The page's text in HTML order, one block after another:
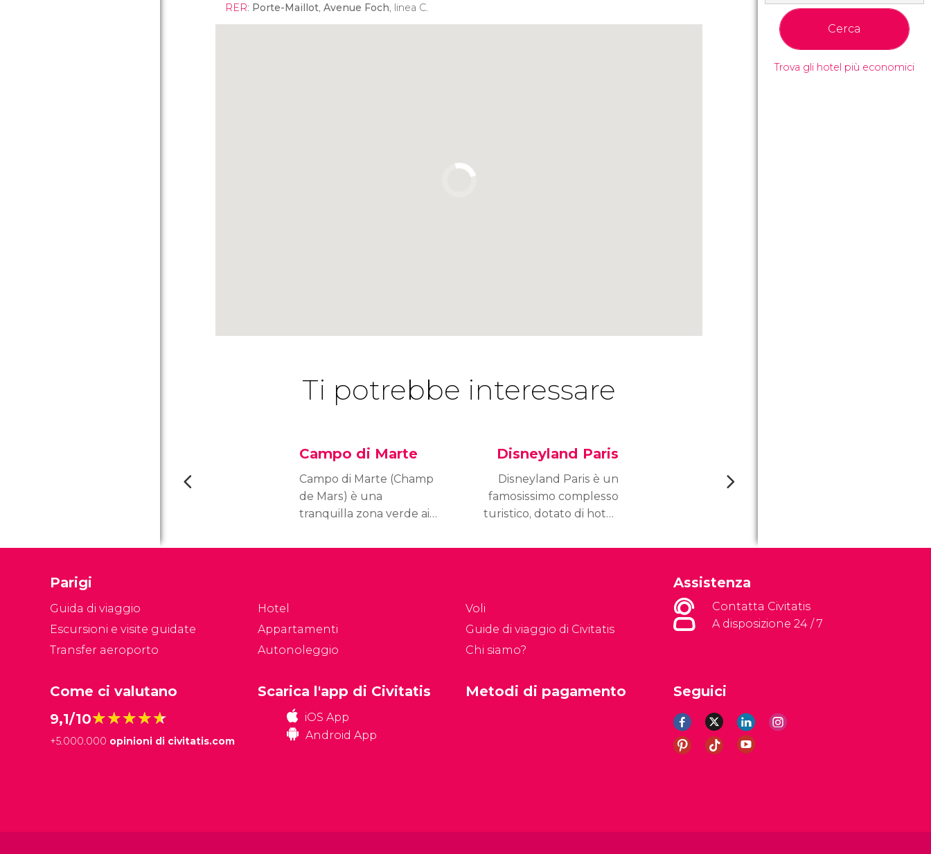
RER: Porte-Maillot, Avenue Foch, linea C.
Ti potrebbe interessare
Campo di Marte
Campo di Marte (Champ
de Mars) è una
tranquilla zona verde ai
Dalla parte opposta alla
Disneyland Paris
Disneyland Paris è un
famosissimo complesso
turistico, dotato di hotel,
parchi tematici,
Cerca
Trova gli hotel più economici
Parigi
Guida di viaggio
Escursioni e visite guidate
Transfer aeroporto
Hotel
Appartamenti
Autonoleggio
Voli
Guide di viaggio di Civitatis
Chi siamo?
Assistenza
Contatta Civitatis
A disposizione 24 / 7
Come ci valutano
9,1/10★★★★★
★★★★★
+5.000.000 opinioni di civitatis.com
Seguici
Scarica l'app di Civitatis
iOS App
Android App
Metodi di pagamento